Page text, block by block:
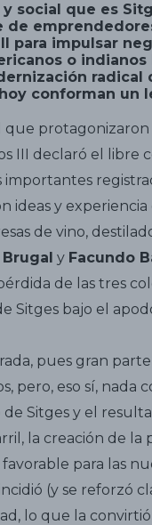
social que es
para impulsar
o
radical
conforman un
que
III declaró el libre
ideas y
de vino,
y Facundo
de las tres
Sitges bajo el
pues gran
pero, eso sí,
de Sitges y el
la creación de
para las
(y se reforzó
lo que la